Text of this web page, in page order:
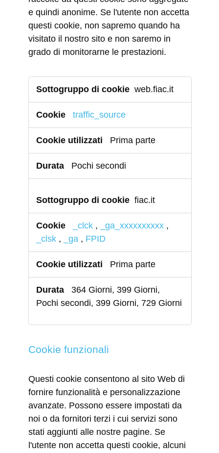
e quindi anonime. Se l'utente non accetta
questi cookie, non sapremo quando ha
visitato il nostro sito e non saremo in
grado di monitorarne le prestazioni.
Cookie
prestazione
web.fiac.it
traffic_source
Prima parte
Pochi secondi
fiac.it
_clck , _ga_xxxxxxxxxx ,
_clsk , _ga , FPID
Prima parte
364 Giorni, 399 Giorni,
Pochi secondi, 399 Giorni, 729 Giorni
Cookie funzionali
Questi cookie consentono al sito Web di
fornire funzionalità e personalizzazione
avanzate. Possono essere impostati da
noi o da fornitori terzi i cui servizi sono
stati aggiunti alle nostre pagine. Se
l'utente non accetta questi cookie, alcuni